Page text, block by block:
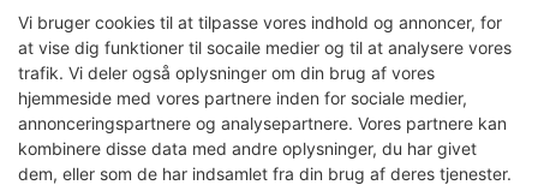
former og lette vinger. Projektet vil indgå
sammen med tidligere værker i en
soloudstilling på Fuller Craft Museum i
USA. Inspirationen til værkerne er bl.a.
fuglevinger og fjer, der, ligesom sejlet
på…
Vi bruger cookies til at tilpasse vores indhold og annoncer, for
at vise dig funktioner til socaile medier og til at analysere vores
trafik. Vi deler også oplysninger om din brug af vores
hjemmeside med vores partnere inden for sociale medier,
annonceringspartnere og analysepartnere. Vores partnere kan
kombinere disse data med andre oplysninger, du har givet
dem, eller som de har indsamlet fra din brug af deres tjenester.